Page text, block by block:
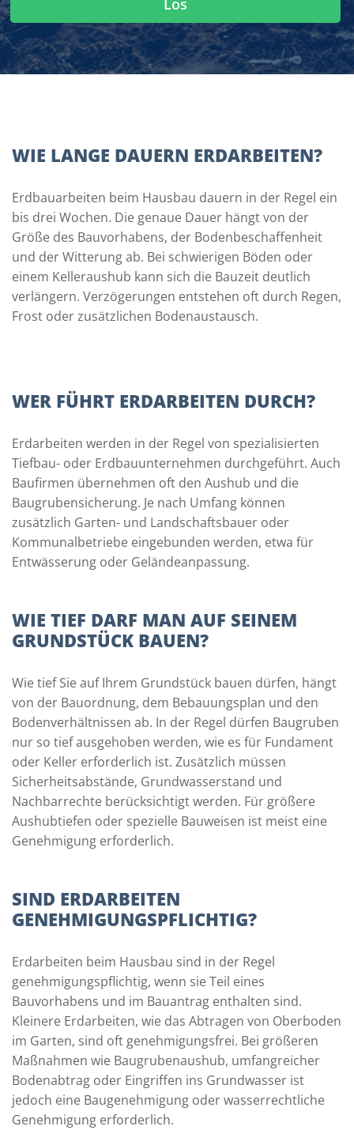
Los
WIE LANGE DAUERN ERDARBEITEN?
Erdbauarbeiten beim Hausbau dauern in der Regel ein
bis drei Wochen. Die genaue Dauer hängt von der
Größe des Bauvorhabens, der Bodenbeschaffenheit
und der Witterung ab. Bei schwierigen Böden oder
einem Kelleraushub kann sich die Bauzeit deutlich
verlängern. Verzögerungen entstehen oft durch Regen,
Frost oder zusätzlichen Bodenaustausch.
WER FÜHRT ERDARBEITEN DURCH?
Erdarbeiten werden in der Regel von spezialisierten
Tiefbau- oder Erdbauunternehmen durchgeführt. Auch
Baufirmen übernehmen oft den Aushub und die
Baugrubensicherung. Je nach Umfang können
zusätzlich Garten- und Landschaftsbauer oder
Kommunalbetriebe eingebunden werden, etwa für
Entwässerung oder Geländeanpassung.
WIE TIEF DARF MAN AUF SEINEM
GRUNDSTÜCK BAUEN?
Wie tief Sie auf Ihrem Grundstück bauen dürfen, hängt
von der Bauordnung, dem Bebauungsplan und den
Bodenverhältnissen ab. In der Regel dürfen Baugruben
nur so tief ausgehoben werden, wie es für Fundament
oder Keller erforderlich ist. Zusätzlich müssen
Sicherheitsabstände, Grundwasserstand und
Nachbarrechte berücksichtigt werden. Für größere
Aushubtiefen oder spezielle Bauweisen ist meist eine
Genehmigung erforderlich.
SIND ERDARBEITEN
GENEHMIGUNGSPFLICHTIG?
Erdarbeiten beim Hausbau sind in der Regel
genehmigungspflichtig, wenn sie Teil eines
Bauvorhabens und im Bauantrag enthalten sind.
Kleinere Erdarbeiten, wie das Abtragen von Oberboden
im Garten, sind oft genehmigungsfrei. Bei größeren
Maßnahmen wie Baugrubenaushub, umfangreicher
Bodenabtrag oder Eingriffen ins Grundwasser ist
jedoch eine Baugenehmigung oder wasserrechtliche
Genehmigung erforderlich.